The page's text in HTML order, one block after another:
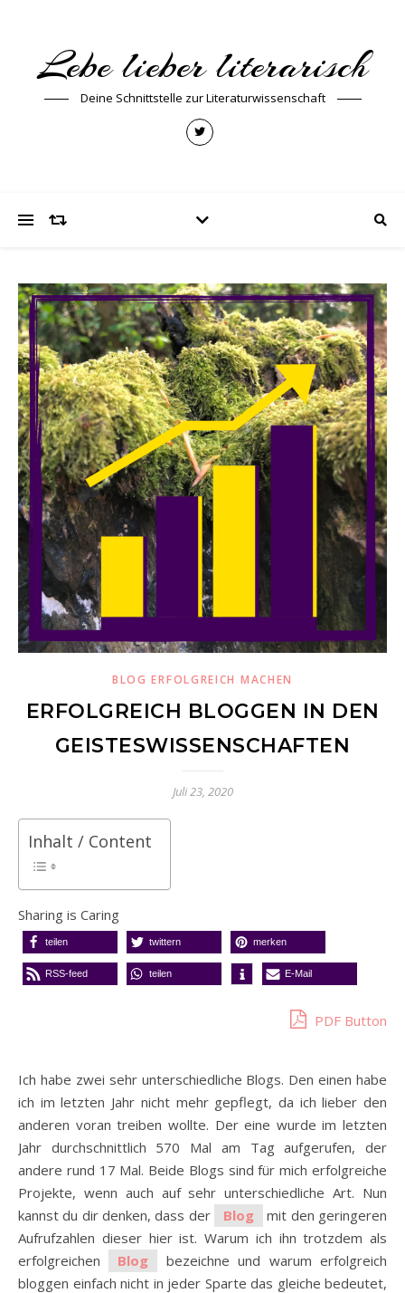
Lebe lieber literarisch
Deine Schnittstelle zur Literaturwissenschaft
BLOG ERFOLGREICH MACHEN
ERFOLGREICH BLOGGEN IN DEN
GEISTESWISSENSCHAFTEN
Juli 23, 2020
Inhalt / Content
Sharing is Caring
teilen twittern merken
RSS-feed teilen E-Mail
PDF Button
Ich habe zwei sehr unterschiedliche Blogs. Den einen habe
ich im letzten Jahr nicht mehr gepflegt, da ich lieber den
anderen voran treiben wollte. Der eine wurde im letzten
Jahr durchschnittlich 570 Mal am Tag aufgerufen, der
andere rund 17 Mal. Beide Blogs sind für mich erfolgreiche
Projekte, wenn auch auf sehr unterschiedliche Art. Nun
kannst du dir denken, dass der
Blog
mit den geringeren
Aufrufzahlen dieser hier ist. Warum ich ihn trotzdem als
erfolgreichen
Blog
bezeichne und warum erfolgreich
bloggen einfach nicht in jeder Sparte das gleiche bedeutet,